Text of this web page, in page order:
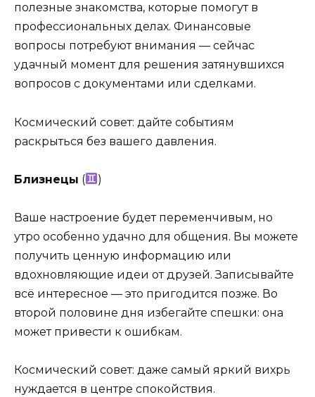
полезные знакомства, которые помогут в
профессиональных делах. Финансовые
вопросы потребуют внимания — сейчас
удачный момент для решения затянувшихся
вопросов с документами или сделками.
Космический совет: дайте событиям
раскрыться без вашего давления.
Близнецы ( )
Ваше настроение будет переменчивым, но
утро особенно удачно для общения. Вы можете
получить ценную информацию или
вдохновляющие идеи от друзей. Записывайте
всё интересное — это пригодится позже. Во
второй половине дня избегайте спешки: она
может привести к ошибкам.
Космический совет: даже самый яркий вихрь
нуждается в центре спокойствия.